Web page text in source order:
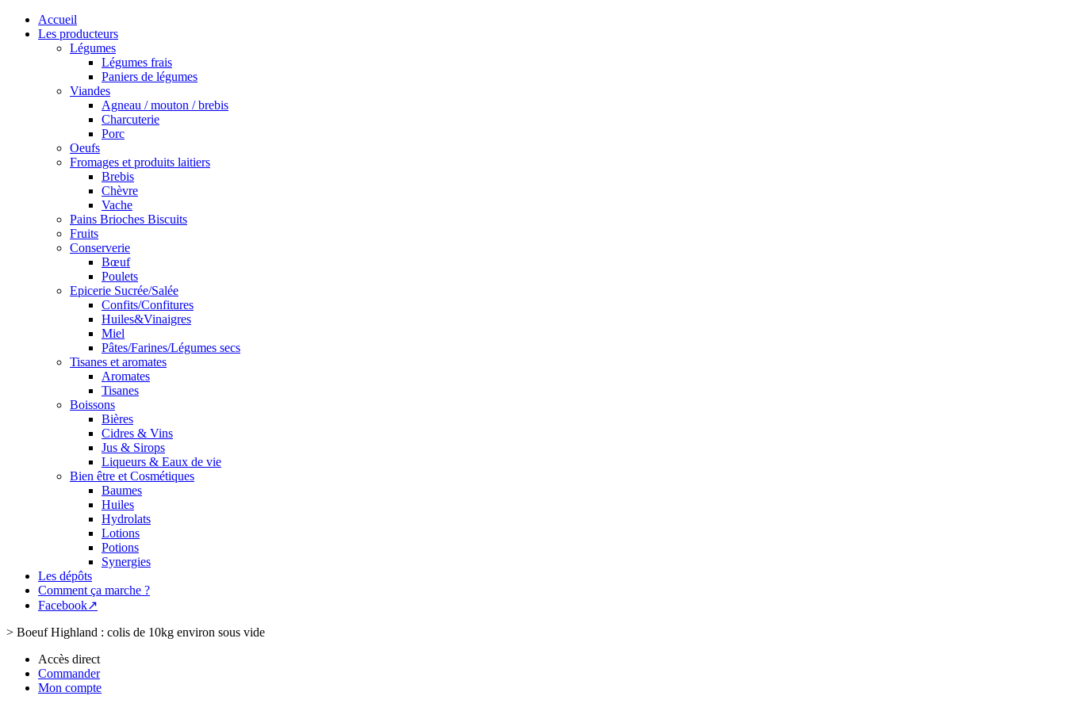
Accueil
Les producteurs
Légumes
Légumes frais
Paniers de légumes
Viandes
Agneau / mouton / brebis
Charcuterie
Porc
Oeufs
Fromages et produits laitiers
Brebis
Chèvre
Vache
Pains Brioches Biscuits
Fruits
Conserverie
Bœuf
Poulets
Epicerie Sucrée/Salée
Confits/Confitures
Huiles&Vinaigres
Miel
Pâtes/Farines/Légumes secs
Tisanes et aromates
Aromates
Tisanes
Boissons
Bières
Cidres & Vins
Jus & Sirops
Liqueurs & Eaux de vie
Bien être et Cosmétiques
Baumes
Huiles
Hydrolats
Lotions
Potions
Synergies
Les dépôts
Comment ça marche ?
Facebook↗
> Boeuf Highland : colis de 10kg environ sous vide
Accès direct
Commander
Mon compte